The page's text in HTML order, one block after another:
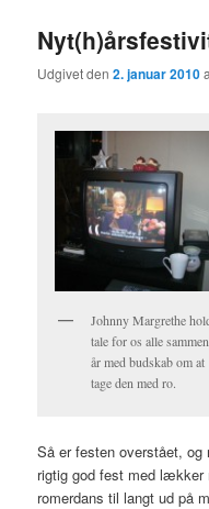
Udgivet den2. januar 2010
Johnny Margrethe
tale for os alle
år med budskab om at
tage den med ro.
Så er festen overstået,
rigtig god fest med lækker
romerdans til langt ud på